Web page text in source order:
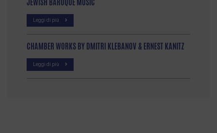
Leggi di più
CHAMBER WORKS BY DMITRI KLEBANOV & ERNEST KANITZ
Leggi di più